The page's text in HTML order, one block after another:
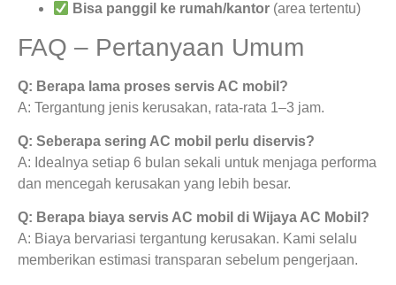
Bisa panggil ke rumah/kantor (area tertentu)
FAQ – Pertanyaan Umum
Q: Berapa lama proses servis AC mobil?
A: Tergantung jenis kerusakan, rata-rata 1–3 jam.
Q: Seberapa sering AC mobil perlu diservis?
A: Idealnya setiap 6 bulan sekali untuk menjaga performa
dan mencegah kerusakan yang lebih besar.
Q: Berapa biaya servis AC mobil di Wijaya AC Mobil?
A: Biaya bervariasi tergantung kerusakan. Kami selalu
memberikan estimasi transparan sebelum pengerjaan.